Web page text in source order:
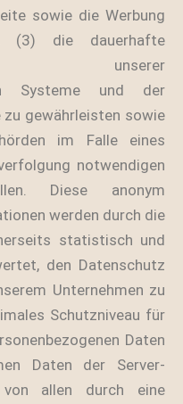
sowie die Werbung
(3) die dauerhafte
unserer
Systeme und der
gewährleisten sowie
im Falle eines
notwendigen
Diese anonym
werden durch die
statistisch und
den Datenschutz
Unternehmen zu
Schutzniveau für
Daten
Daten der Server-
allen durch eine